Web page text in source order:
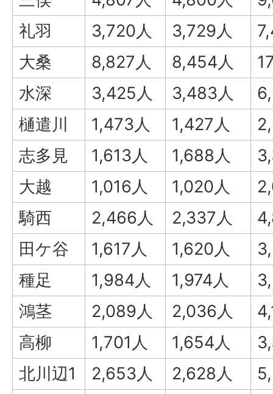
礼羽
3,720人 3,729人
大桑
8,827人 8,454人
水深
3,425人 3,483人
樋遣川
1,473人 1,427人
志多見
1,613人 1,688人
大越
1,016人 1,020人
騎西
2,466人 2,337人
田ケ谷
1,617人 1,620人
種足
1,984人 1,974人
鴻茎
2,089人 2,036人
高柳
1,701人 1,654人
北川辺1
2,653人 2,628人